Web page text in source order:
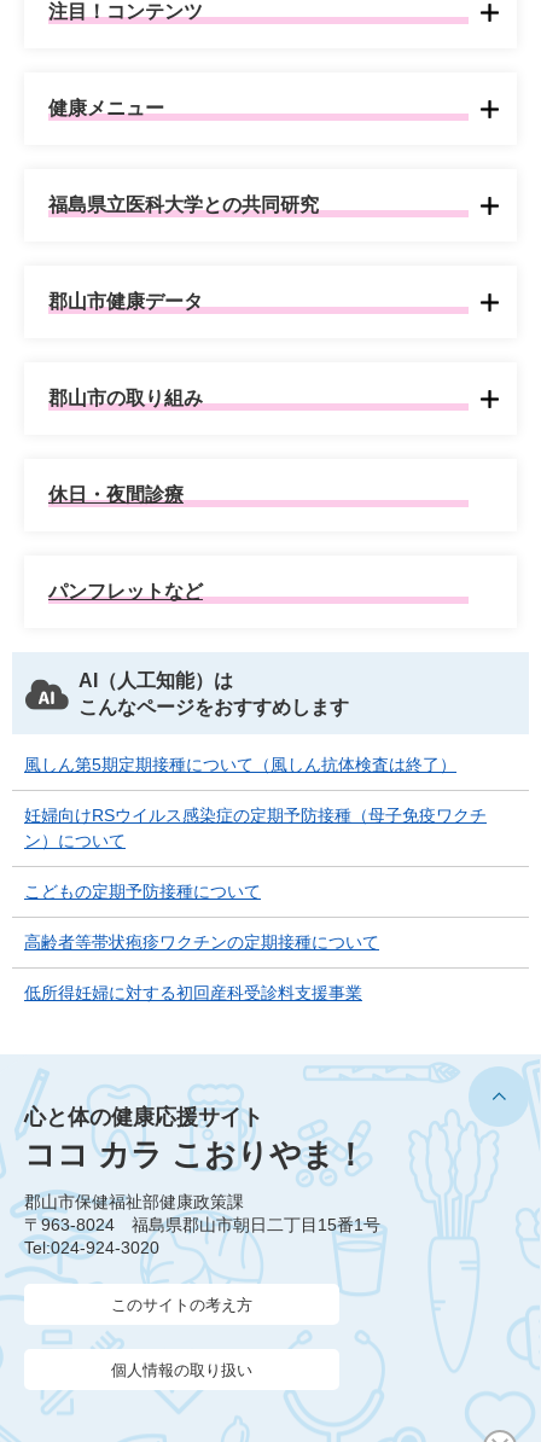
注目！コンテンツ
健康メニュー
福島県立医科大学との共同研究
郡山市健康データ
郡山市の取り組み
休日・夜間診療
パンフレットなど
AI（人工知能）は
こんなページをおすすめします
風しん第5期定期接種について（風しん抗体検査は終了）
妊婦向けRSウイルス感染症の定期予防接種（母子免疫ワクチ
ン）について
こどもの定期予防接種について
高齢者等帯状疱疹ワクチンの定期接種について
低所得妊婦に対する初回産科受診料支援事業
心と体の健康応援サイト
ココ カラ こおりやま！
郡山市保健福祉部健康政策課
〒963-8024 福島県郡山市朝日二丁目15番1号
Tel:024-924-3020
このサイトの考え方
個人情報の取り扱い